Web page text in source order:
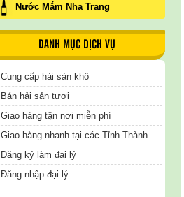
Nước Mắm Nha Trang
DANH MỤC DỊCH VỤ
Cung cấp hải sản khô
Bán hải sản tươi
Giao hàng tận nơi miễn phí
Giao hàng nhanh tại các Tỉnh Thành
Đăng ký làm đại lý
Đăng nhập đại lý